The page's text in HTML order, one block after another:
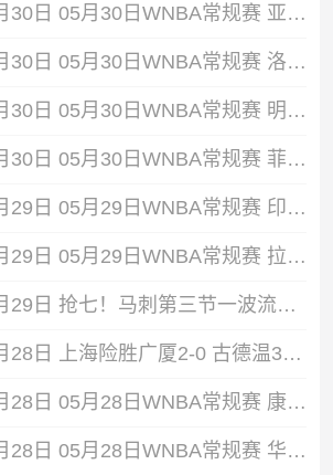
2026年05月30日 05月30日WNBA常规赛 亚特兰大梦想86-66波特兰火焰 全场集锦
2026年05月30日 05月30日WNBA常规赛 洛杉矶火花92-87华盛顿神秘人 全场集锦
2026年05月30日 05月30日WNBA常规赛 明尼苏达山猫79-58芝加哥天空 全场集锦
2026年05月30日 05月30日WNBA常规赛 菲尼克斯水星68-75纽约自由人 全场集锦
2026年05月29日 05月29日WNBA常规赛 印第安纳狂热88-90金州女武神 全场集锦
2026年05月29日 05月29日WNBA常规赛 拉斯维加斯王牌87-95达拉斯飞翼 全场集锦
2026年05月29日 抢七！马刺第三节一波流大胜雷霆扳成3-3 文班28+10 SGA18中6
2026年05月28日 上海险胜广厦2-0 古德温31+11&抢断3分压哨绝杀 布朗空砍50分
2026年05月28日 05月28日WNBA常规赛 康涅狄格太阳61-71波特兰火焰 全场集锦
2026年05月28日 05月28日WNBA常规赛 华盛顿神秘人78-64西雅图风暴 全场集锦